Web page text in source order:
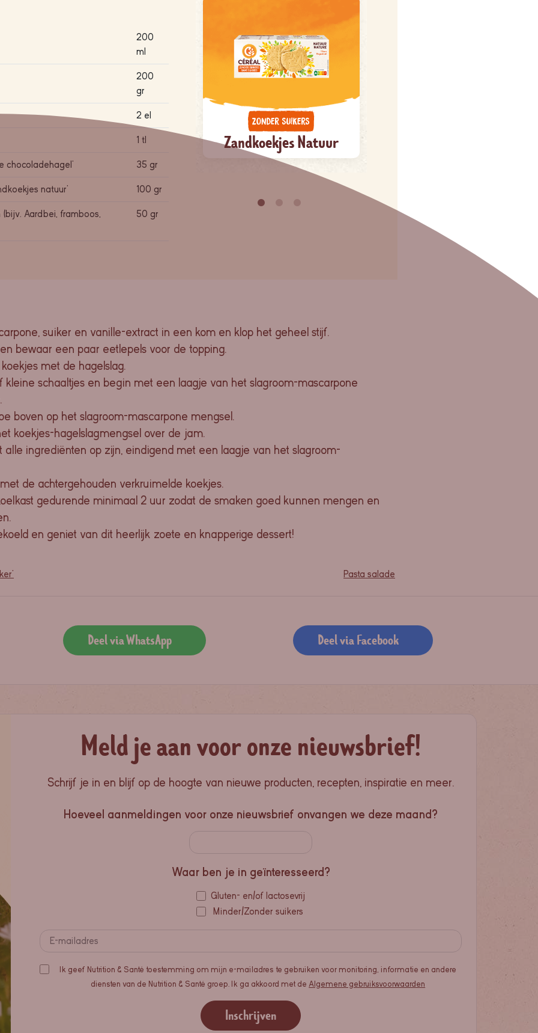
200
ml
200
gr
2 el
1 tl
chocoladehagel' 35 gr
natuur' 100 gr
Aardbei, framboos,
50 gr
Rodebessenconfituur
Zandkoekjes Natuur
suiker en vanille-extract in een kom en klop het geheel stijf.
bewaar een paar eetlepels voor de topping.
met de hagelslag.
kleine schaaltjes en begin met een laagje van het slagroom-mascarpone
boven op het slagroom-mascarpone mengsel.
koekjes-hagelslagmengsel over de jam.
alle ingrediënten op zijn, eindigend met een laagje van het slagroom-
de achtergehouden verkruimelde koekjes.
gedurende minimaal 2 uur zodat de smaken goed kunnen mengen en
en geniet van dit heerlijk zoete en knapperige dessert!
Pasta salade
Deel via WhatsApp Deel via Facebook
Meld je aan voor onze nieuwsbrief!
Schrijf je in en blijf op de hoogte van nieuwe producten, recepten, inspiratie en meer.
Hoeveel aanmeldingen voor onze nieuwsbrief onvangen we deze maand?
Waar ben je in geïnteresseerd?
Gluten- en/of lactosevrij
Minder/Zonder suikers
Ik geef Nutrition & Santé toestemming om mijn e-mailadres te gebruiken voor monitoring, informatie en andere
diensten van de Nutrition & Santé groep. Ik ga akkoord met deAlgemene gebruiksvoorwaarden
Inschrijven